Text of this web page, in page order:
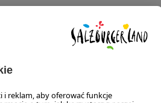
W ST. JOHANN-
kolejką linową na Górę Duchów
postaci: elfy, nimfy i duchy
przejezdnej dla wózków